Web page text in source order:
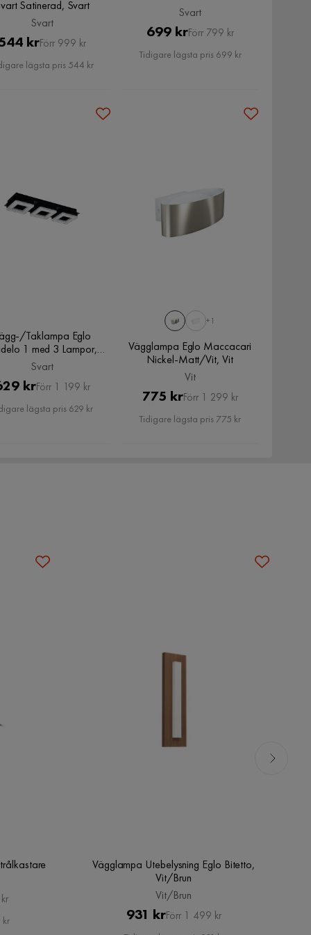
Satinerad, Svart
Svart
Pris
krOriginal
Pris
Förr 999 kr
lägsta pris 544 kr
Svart
Pris
699 krOriginal
Pris
Förr 799 kr
Tidigare lägsta pris 699 kr
Taklampa Eglo
1 med 3 Lampor,
Svart
Svart
Pris
kr Original
Pris
Förr 1 199 kr
lägsta pris 629 kr
+1
Vägglampa Eglo Maccacari
Nickel-Matt/Vit, Vit
Vit
Pris
775 kr Original
Pris
Förr 1 299 kr
Tidigare lägsta pris 775 kr
kr
Vägglampa Utebelysning Eglo Bitetto,
Vit/Brun
Vit/Brun
Pris
931 kr Original
Förr 1 499 kr